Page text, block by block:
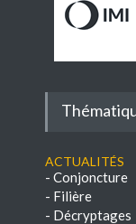
Actualités
- Conjoncture
- Filière
- Décryptages